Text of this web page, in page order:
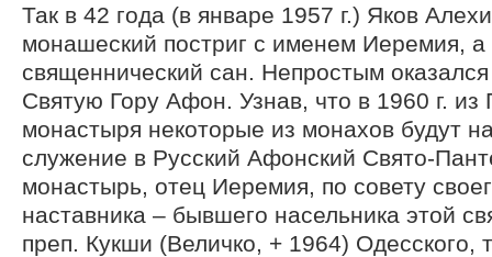
Так в 42 года (в январе 1957 г.) Яков
монашеский постриг с именем Иеремия, а
священнический сан. Непростым оказался
Святую Гору Афон. Узнав, что в 1960 г. из
монастыря некоторые из монахов будут
служение в Русский Афонский Свято-
монастырь, отец Иеремия, по совету
наставника – бывшего насельника этой
преп. Кукши (Величко, + 1964) Одесского,